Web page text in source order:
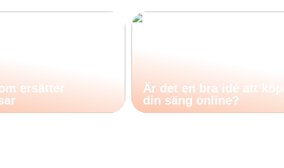
ersätter
Är det en bra idé att köpa
din säng online?